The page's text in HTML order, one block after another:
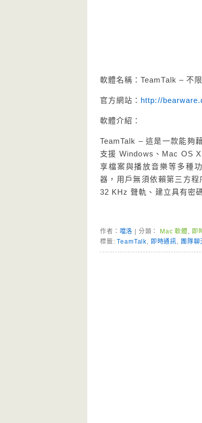
軟體名稱：TeamTalk – 不
官方網站： http://
軟體介紹：
TeamTalk – 這是一款能夠
支援 Windows、Mac OS
享檔案與播放音樂等多種
器，用戶無須依賴第三方
32 KHz 聲軌、建立具有密
作者： 噹洛 | 分類： Mac 軟體, 即
標籤:TeamTalk, 即時通訊, 團隊聊